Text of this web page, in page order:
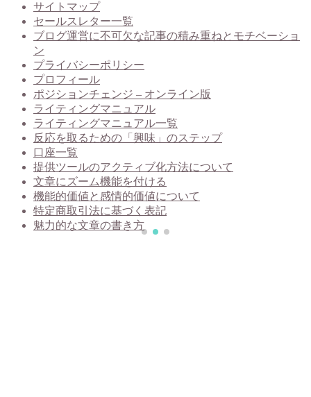
サイトマップ
セールスレター一覧
ブログ運営に不可欠な記事の積み重ねとモチベーショ
ン
プライバシーポリシー
プロフィール
ポジションチェンジ – オンライン版
ライティングマニュアル
ライティングマニュアル一覧
反応を取るための「興味」のステップ
口座一覧
提供ツールのアクティブ化方法について
文章にズーム機能を付ける
機能的価値と感情的価値について
特定商取引法に基づく表記
魅力的な文章の書き方